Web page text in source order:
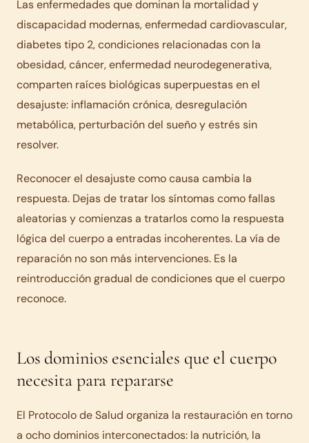
Las enfermedades que dominan la mortalidad y
discapacidad modernas, enfermedad cardiovascular,
diabetes tipo 2, condiciones relacionadas con la
obesidad, cáncer, enfermedad neurodegenerativa,
comparten raíces biológicas superpuestas en el
desajuste: inflamación crónica, desregulación
metabólica, perturbación del sueño y estrés sin
resolver.
Reconocer el desajuste como causa cambia la
respuesta. Dejas de tratar los síntomas como fallas
aleatorias y comienzas a tratarlos como la respuesta
lógica del cuerpo a entradas incoherentes. La vía de
reparación no son más intervenciones. Es la
reintroducción gradual de condiciones que el cuerpo
reconoce.
Los dominios esenciales que el cuerpo
necesita para repararse
El Protocolo de Salud organiza la restauración en torno
a ocho dominios interconectados: la nutrición, la